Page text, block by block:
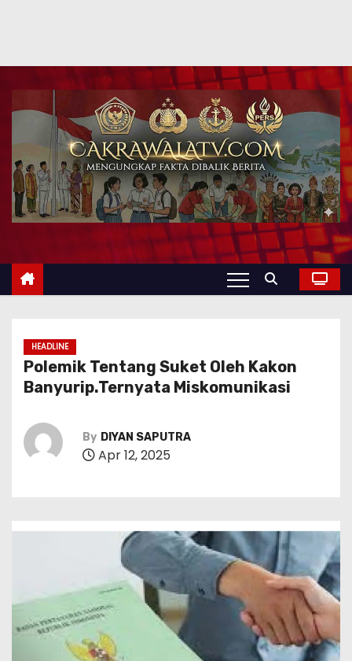
HEADLINE
Polemik Tentang Suket Oleh Kakon
Banyurip.Ternyata Miskomunikasi
By DIYAN SAPUTRA
Apr 12, 2025